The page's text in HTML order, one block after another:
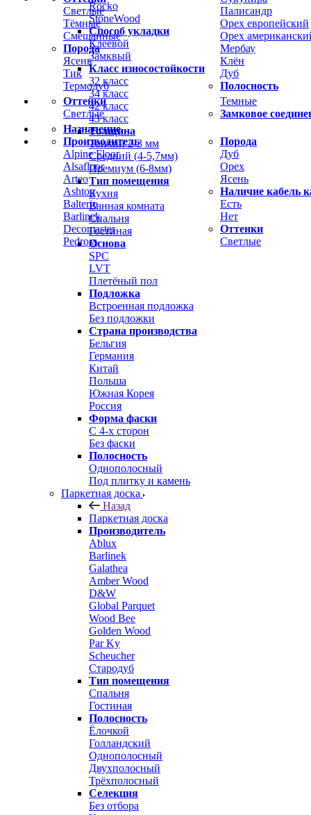
Светлые
Тёмные
Смешанные
Порода
Ясень
Тик
Термодуб
Палисандр
Орех европейский
Орех
Мербау
Клён
Дуб
Полосность
Оттенки
Светлые
Темные
Замковое
Назначение
Производитель
Alpine Floor
Alsafloor
Arteo
Ashton
Balterio
Barlinek
Decomaster
Pedross
Порода
Дуб
Орех
Ясень
Наличие кабель
Есть
Нет
Оттенки
Светлые
Rocko
StoneWood
Способ укладки
Клеевой
Замквый
Класс износостойкости
32 класс
34 класс
42 класс
43 класс
Толщина
Тонкий 2-3 мм
Средний (4-5,7мм)
Премиум (6-8мм)
Тип помещения
Кухня
Ванная комната
Спальня
Гостиная
Основа
SPC
LVT
Плетёный пол
Подложка
Встроенная подложка
Без подложки
Страна производства
Бельгия
Германия
Китай
Польша
Южная Корея
Россия
Форма фаски
С 4-х сторон
Без фаски
Полосность
Однополосный
Под плитку и камень
Паркетная доска
Назад
Паркетная доска
Производитель
Ablux
Barlinek
Galathea
Amber Wood
D&W
Global Parquet
Wood Bee
Golden Wood
Par Ky
Scheucher
Стародуб
Тип помещения
Спальня
Гостиная
Полосность
Ёлочкой
Голландский
Однополосный
Двухполосный
Трёхполосный
Селекция
Без отбора